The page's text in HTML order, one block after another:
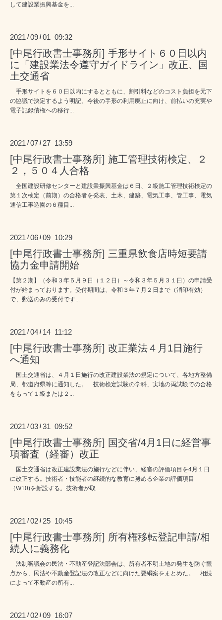
して建設業振興基金を...
2021 /09 /01 09:32
[中尾行政書士事務所] 手形サイト６０日以内
に「建設業法令遵守ガイドライン」改正、国
土交通省
手形サイトを６０日以内にするとともに、割引料などのコスト負担を元下
の協議で決定するよう明記、今後の手形の利用廃止に向け、前払いの充実や
電子記録債権への移行...
2021 /07 / 27 13:59
[中尾行政書士事務所] 施工管理技術検定、２
２，５０４人合格
全国建設研修センターと建設業振興基金は６日、２級施工管理技術検定の
第１次検定（前期）の合格者を発表、土木、建築、電気工事、管工事、電気
通信工事造園の６種目...
2021 /06 /09 10:29
[中尾行政書士事務所] 三重県飲食店時短要請
協力金申請開始
【第２期】（令和３年５月９日（１２日）～令和３年５月３１日）の申請受
付が始まっております。受付期間は、令和３年７月２日まで（消印有効）
で、郵送のみの受付です...
2021 /04 / 14 11:12
[中尾行政書士事務所] 改正業法４月1日施行
へ通知
国土交通省は、４月１日施行の改正建設業法の規定について、各地方整備
局、都道府県等に通知した。 技術検定試験の学科、実地の両試験での合格
をもって１級または２...
2021 /03 /31 09:52
[中尾行政書士事務所] 国交省/4月1日に経営事
項審査（経審）改正
国土交通省は改正建設業法の施行などに伴い、経審の評価項目を4月１日
に改正する。技術者・技能者の継続的な教育に努める企業の評価項目
（W10)を新設する。技術者が取...
2021 /02 / 25 10:45
[中尾行政書士事務所] 所有権移転登記申請/相
続人に義務化
法制審議会の民法・不動産登記法部会は、所有者不明土地の発生を防ぐ観
点から、民法や不動産登記法の改正などに向けた要綱案をまとめた。 相続
によって不動産の所有...
2021 /02 /09 16:07